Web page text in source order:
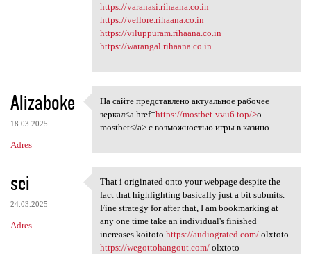
https://varanasi.rihaana.co.in
https://vellore.rihaana.co.in
https://viluppuram.rihaana.co.in
https://warangal.rihaana.co.in
Alizaboke
18.03.2025
Adres
На сайте представлено
На сайте представлено актуальное рабочее
зеркал<a href=https://mostbet-vvu6.top/>о
mostbet</a> с возможностью игры в казино.
sei
24.03.2025
Adres
That i originated onto your
That i originated onto your webpage despite the
fact that highlighting basically just a bit submits.
Fine strategy for after that, I am bookmarking at
any one time take an individual's finished
increases.koitoto https://audiograted.com/olxtoto
https://wegottohangout.com/olxtoto